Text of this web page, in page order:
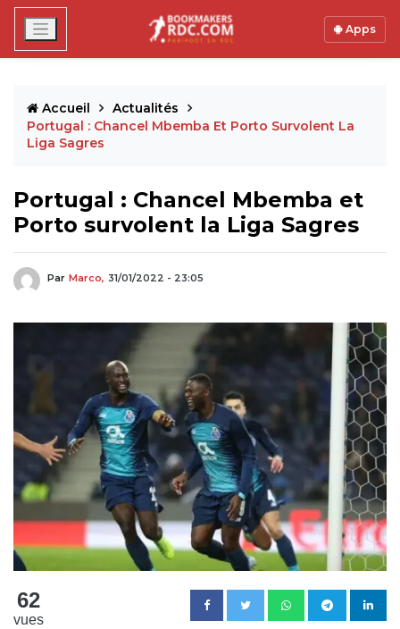
Apps
Accueil
Actualités
Portugal : Chancel Mbemba Et Porto Survolent La
Liga Sagres
Portugal : Chancel Mbemba et
Porto survolent la Liga Sagres
Par Marco, 31/01/2022 - 23:05
62
vues